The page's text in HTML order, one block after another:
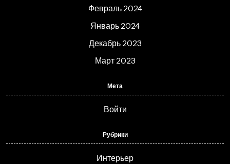
Февраль 2024
Январь 2024
Декабрь 2023
Март 2023
Мета
Войти
Рубрики
Интерьер